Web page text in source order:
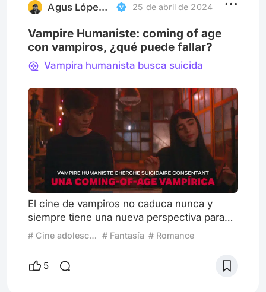
de vampiros el año! [Vampire Humaniste
Agus López | RedApple 25 de abril de 2024
Vampire Humaniste: coming of age
con vampiros, ¿qué puede fallar?
Vampira humanista busca suicida
El cine de vampiros no caduca nunca y
siempre tiene una nueva perspectiva para
mostrarnos: ya los hemos visto en películas
especie de coming-of-age mezclada con
humor negro y romance. “Vampire
# Cine adolescente # Fantasía # Romance
5